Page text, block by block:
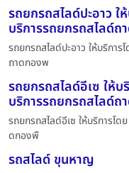
รถยกรถสไลด์ปะอาว
บริการรถยกรถสไลด์ถ
รถยกรถสไลด์ปะอาว ให้บริกา
ถาดกองพ
รถยกรถสไลด์อีเซ ให้
บริการรถยกรถสไลด์ถ
รถยกรถสไลด์อีเซ ให้บริการโ
ดกองพื
รถสไลด์ ขุนหาญ